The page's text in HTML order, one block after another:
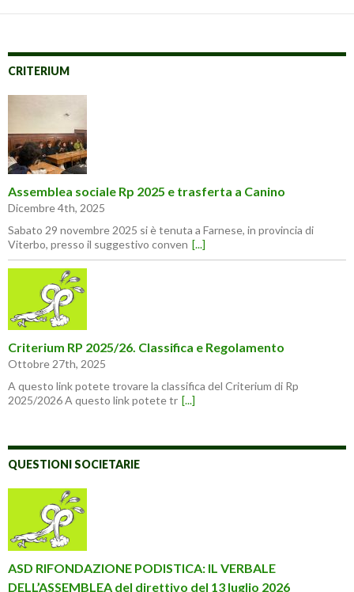
CRITERIUM
Assemblea sociale Rp 2025 e trasferta a Canino
Dicembre 4th, 2025
Sabato 29 novembre 2025 si è tenuta a Farnese, in provincia di
Viterbo, presso il suggestivo conven [...]
Criterium RP 2025/26. Classifica e Regolamento
Ottobre 27th, 2025
A questo link potete trovare la classifica del Criterium di Rp
2025/2026 A questo link potete tr [...]
QUESTIONI SOCIETARIE
ASD RIFONDAZIONE PODISTICA: IL VERBALE
DELL’ASSEMBLEA del direttivo del 13 luglio 2026